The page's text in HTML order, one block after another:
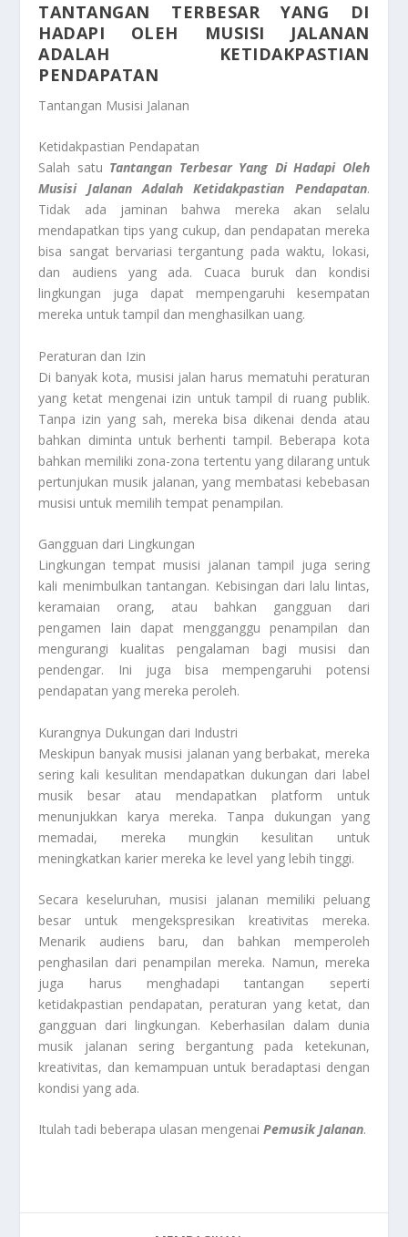
TANTANGAN TERBESAR YANG DI
HADAPI OLEH MUSISI JALANAN
ADALAH KETIDAKPASTIAN
PENDAPATAN
Tantangan Musisi Jalanan
Ketidakpastian Pendapatan
Salah satu Tantangan Terbesar Yang Di Hadapi Oleh
Musisi Jalanan Adalah Ketidakpastian Pendapatan.
Tidak ada jaminan bahwa mereka akan selalu
mendapatkan tips yang cukup, dan pendapatan mereka
bisa sangat bervariasi tergantung pada waktu, lokasi,
dan audiens yang ada. Cuaca buruk dan kondisi
lingkungan juga dapat mempengaruhi kesempatan
mereka untuk tampil dan menghasilkan uang.
Peraturan dan Izin
Di banyak kota, musisi jalan harus mematuhi peraturan
yang ketat mengenai izin untuk tampil di ruang publik.
Tanpa izin yang sah, mereka bisa dikenai denda atau
bahkan diminta untuk berhenti tampil. Beberapa kota
bahkan memiliki zona-zona tertentu yang dilarang untuk
pertunjukan musik jalanan, yang membatasi kebebasan
musisi untuk memilih tempat penampilan.
Gangguan dari Lingkungan
Lingkungan tempat musisi jalanan tampil juga sering
kali menimbulkan tantangan. Kebisingan dari lalu lintas,
keramaian orang, atau bahkan gangguan dari
pengamen lain dapat mengganggu penampilan dan
mengurangi kualitas pengalaman bagi musisi dan
pendengar. Ini juga bisa mempengaruhi potensi
pendapatan yang mereka peroleh.
Kurangnya Dukungan dari Industri
Meskipun banyak musisi jalanan yang berbakat, mereka
sering kali kesulitan mendapatkan dukungan dari label
musik besar atau mendapatkan platform untuk
menunjukkan karya mereka. Tanpa dukungan yang
memadai, mereka mungkin kesulitan untuk
meningkatkan karier mereka ke level yang lebih tinggi.
Secara keseluruhan, musisi jalanan memiliki peluang
besar untuk mengekspresikan kreativitas mereka.
Menarik audiens baru, dan bahkan memperoleh
penghasilan dari penampilan mereka. Namun, mereka
juga harus menghadapi tantangan seperti
ketidakpastian pendapatan, peraturan yang ketat, dan
gangguan dari lingkungan. Keberhasilan dalam dunia
musik jalanan sering bergantung pada ketekunan,
kreativitas, dan kemampuan untuk beradaptasi dengan
kondisi yang ada.
Itulah tadi beberapa ulasan mengenaiPemusik Jalanan.